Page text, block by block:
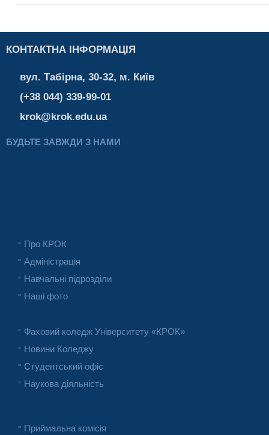
КОНТАКТНА ІНФОРМАЦІЯ
вул. Табірна, 30-32, м. Київ
(+38 044) 339-99-01
krok@krok.edu.ua
БУДЬТЕ ЗАВЖДИ З НАМИ
Про КРОК
Адміністрація
Навчальні підрозділи
Наші фото
Фаховий коледж Університету «КРОК»
Новини Коледжу
Студентський офіс
Наукова діяльність
Приймальна комісія